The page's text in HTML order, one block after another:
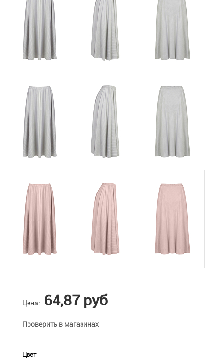
Цена: 64,87 руб
Проверить в магазинах
Цвет